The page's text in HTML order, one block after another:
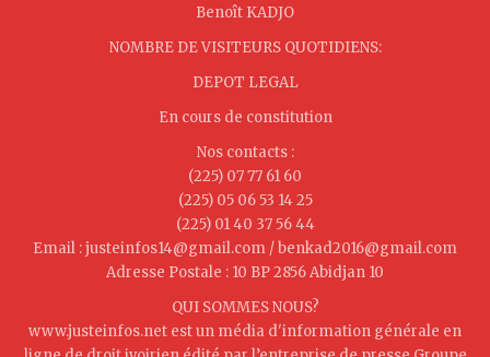
Benoît KADJO
NOMBRE DE VISITEURS QUOTIDIENS:
DEPOT LEGAL
En cours de constitution
Nos contacts :
(225) 07 77 61 60
(225) 05 06 53 14 25
(225) 01 40 37 56 44
Email : justeinfos14@gmail.com / benkad2016@gmail.com
Adresse Postale : 10 BP 2856 Abidjan 10
QUI SOMMES NOUS?
www.justeinfos.net est un média d'information générale en